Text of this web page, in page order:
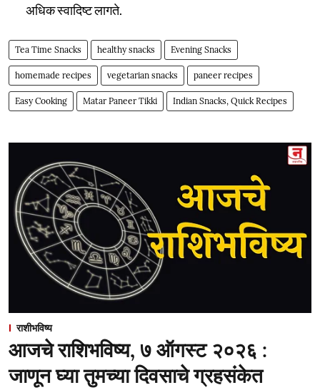
अधिक स्वादिष्ट लागते.
Tea Time Snacks healthy snacks Evening Snacks
homemade recipes vegetarian snacks paneer recipes
Easy Cooking Matar Paneer Tikki Indian Snacks, Quick Recipes
राशीभविष्य
आजचे राशिभविष्य, ७ ऑगस्ट २०२६ :
जाणून घ्या तुमच्या दिवसाचे ग्रहसंकेत